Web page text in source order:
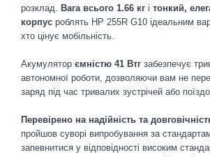
розклад. Вага всього 1.66 кг і тонкий,
корпус роблять HP 255R G10 ідеальним
хто цінує мобільність.
Акумулятор ємністю 41 Втг забезпечує
автономної роботи, дозволяючи вам не
заряд під час тривалих зустрічей або
Перевірено на надійність та
пройшов суворі випробування за
запевнитися у відповідності високим